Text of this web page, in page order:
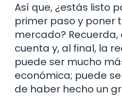
Así que, ¿estás listo
primer paso y poner
mercado?
cuenta y, al final, la
puede ser mucho
económica; puede
de haber hecho un